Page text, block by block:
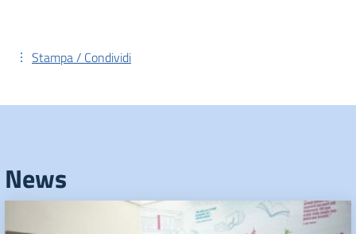
Stampa / Condividi
News